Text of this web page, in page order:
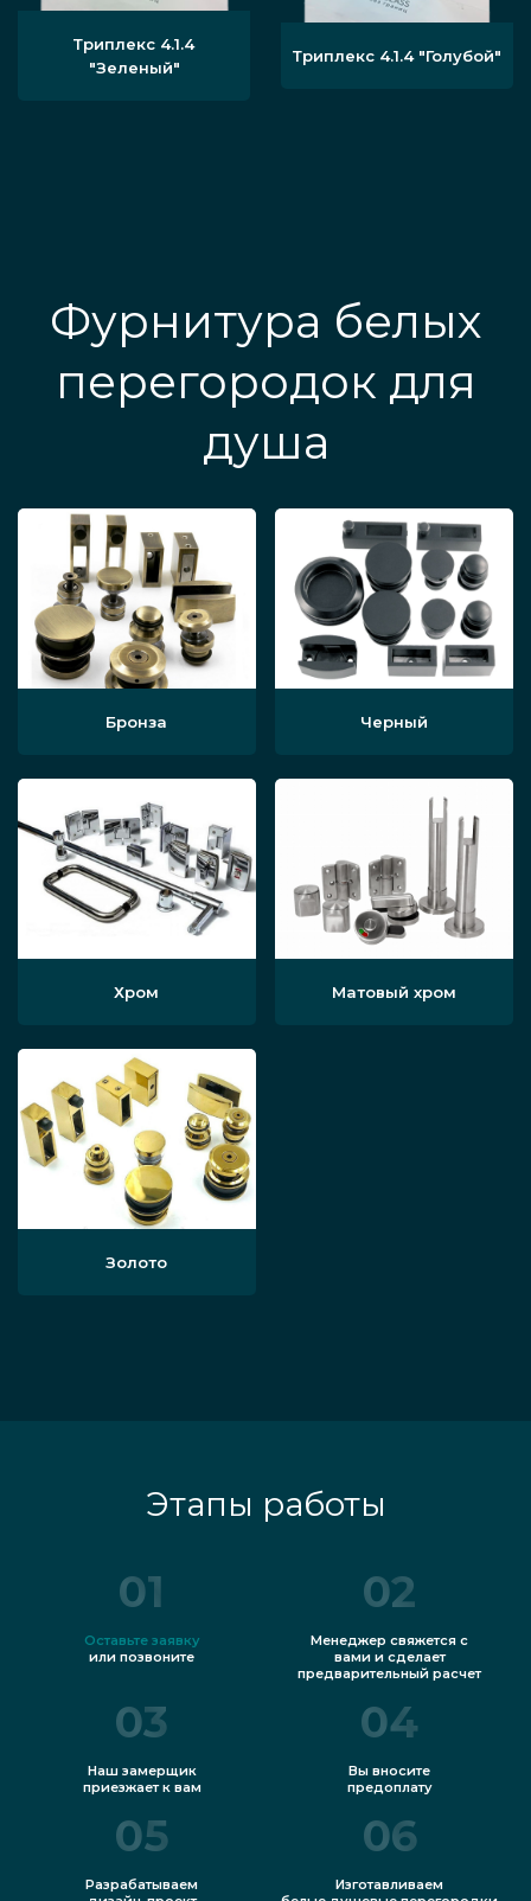
Триплекс 4.1.4
"Зеленый"
Триплекс 4.1.4 "Голубой"
Фурнитура белых
перегородок для
душа
Бронза Черный
Хром Матовый хром
Золото
Этапы работы
01
Оставьте заявку
или позвоните
02
Менеджер свяжется с
вами и сделает
предварительный расчет
03
Наш замерщик
приезжает к вам
04
Вы вносите
предоплату
05
Разрабатываем
06
Изготавливаем